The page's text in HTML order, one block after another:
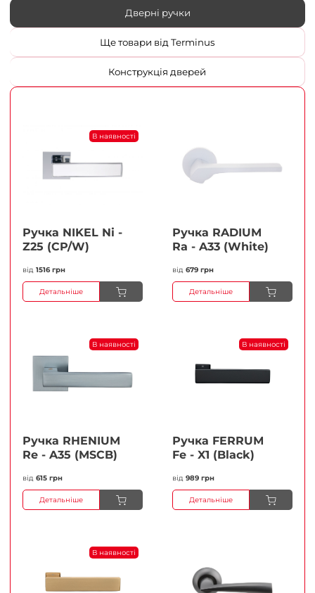
Дверні ручки
Ще товари від Terminus
Конструкція дверей
В наявності
Ручка NIKEL Ni -
Z25 (CP/W)
від 1516 грн
Детальніше
Ручка RADIUM
Ra - A33 (White)
від 679 грн
Детальніше
В наявності
Ручка RHENIUM
Re - A35 (MSCB)
від 615 грн
Детальніше
В наявності
Ручка FERRUМ
Fe - X1 (Black)
від 989 грн
Детальніше
В наявності